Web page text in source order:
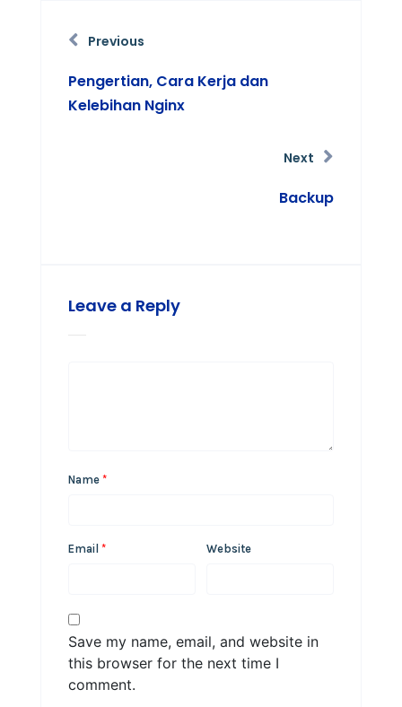
Previous
Pengertian, Cara Kerja dan
Kelebihan Nginx
Next
Backup
Leave a Reply
Name *
Email * Website
Save my name, email, and website in
this browser for the next time I
comment.